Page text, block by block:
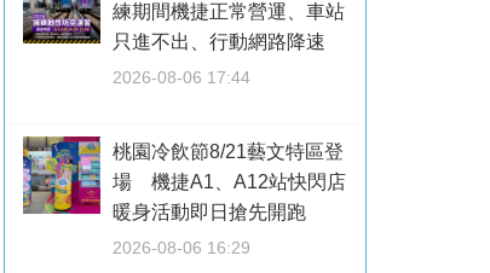
練期間機捷正常營運、車站
只進不出、行動網路降速
2026-08-06 17:44
桃園冷飲節8/21藝文特區登
場 機捷A1、A12站快閃店
暖身活動即日搶先開跑
2026-08-06 16:29